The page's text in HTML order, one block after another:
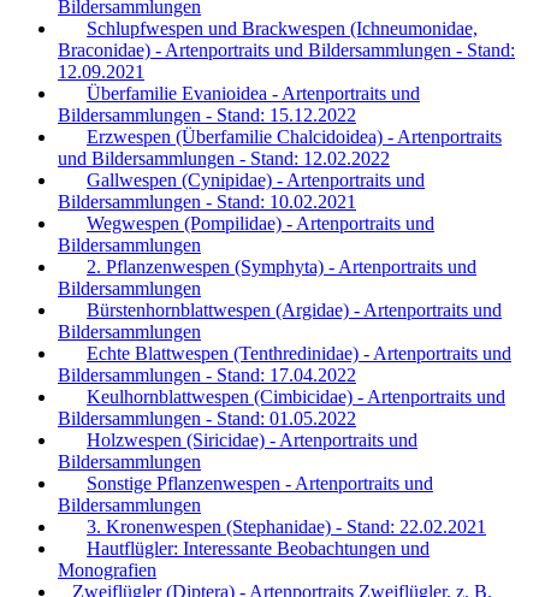
Bildersammlungen
Schlupfwespen und Brackwespen (Ichneumonidae,
Braconidae) - Artenportraits und Bildersammlungen - Stand:
12.09.2021
Überfamilie Evanioidea - Artenportraits und
Bildersammlungen - Stand: 15.12.2022
Erzwespen (Überfamilie Chalcidoidea) - Artenportraits
und Bildersammlungen - Stand: 12.02.2022
Gallwespen (Cynipidae) - Artenportraits und
Bildersammlungen - Stand: 10.02.2021
Wegwespen (Pompilidae) - Artenportraits und
Bildersammlungen
2. Pflanzenwespen (Symphyta) - Artenportraits und
Bildersammlungen
Bürstenhornblattwespen (Argidae) - Artenportraits und
Bildersammlungen
Echte Blattwespen (Tenthredinidae) - Artenportraits und
Bildersammlungen - Stand: 17.04.2022
Keulhornblattwespen (Cimbicidae) - Artenportraits und
Bildersammlungen - Stand: 01.05.2022
Holzwespen (Siricidae) - Artenportraits und
Bildersammlungen
Sonstige Pflanzenwespen - Artenportraits und
Bildersammlungen
3. Kronenwespen (Stephanidae) - Stand: 22.02.2021
Hautflügler: Interessante Beobachtungen und
Monografien
Zweiflügler (Diptera) - Artenportraits Zweiflügler, z. B.